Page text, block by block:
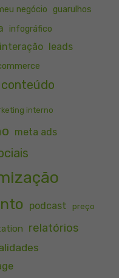
negócio guarulhos
infográfico
interação leads
interno
meta ads
podcast preço
relatórios